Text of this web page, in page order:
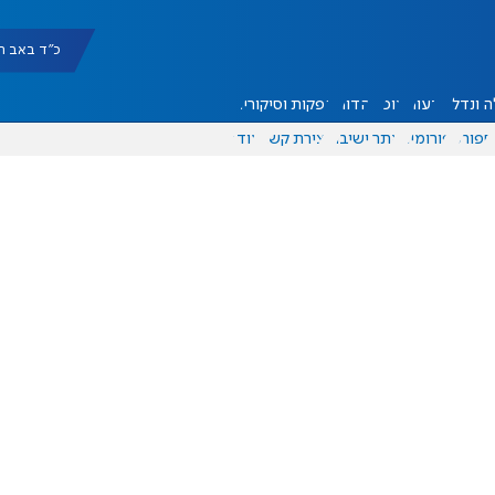
כ"ד באב תשפ"ו
ונדל"ן דעות אוכל יהדות הפקות וסיקורים
ספורט פורומים אתר ישיבה יצירת קשר עוד